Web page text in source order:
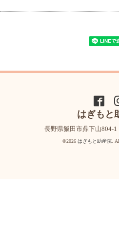
はぎもと
長野県飯田市鼎下山804-
©2026 はぎもと助産院 .